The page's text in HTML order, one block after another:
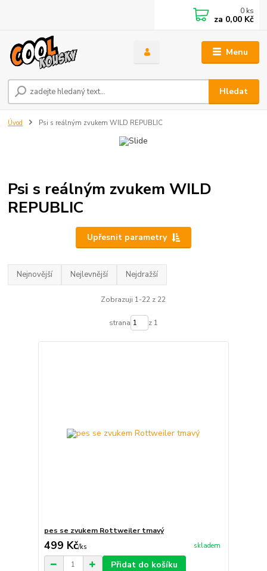
Menu
Hledat
0 ks
za 0,00 Kč
Úvod Psi s reálným zvukem WILD REPUBLIC
Psi s reálným zvukem WILD
REPUBLIC
Upřesnit parametry
Nejnovější Nejlevnější Nejdražší
Zobrazuji 1-22 z 22
strana z 1
pes se zvukem Rottweiler tmavý
499 Kč/ks skladem
Přidat do košíku